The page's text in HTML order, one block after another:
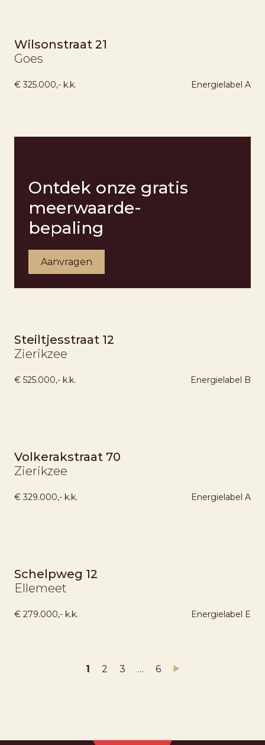
Wilsonstraat 21
Goes
€ 325.000,- k.k. Energielabel A
Ontdek onze gratis
meerwaarde-
bepaling
Aanvragen
Steiltjesstraat 12
Zierikzee
€ 525.000,- k.k. Energielabel B
Volkerakstraat 70
Zierikzee
€ 329.000,- k.k. Energielabel A
Schelpweg 12
Ellemeet
€ 279.000,- k.k. Energielabel E
1 2 3 … 6